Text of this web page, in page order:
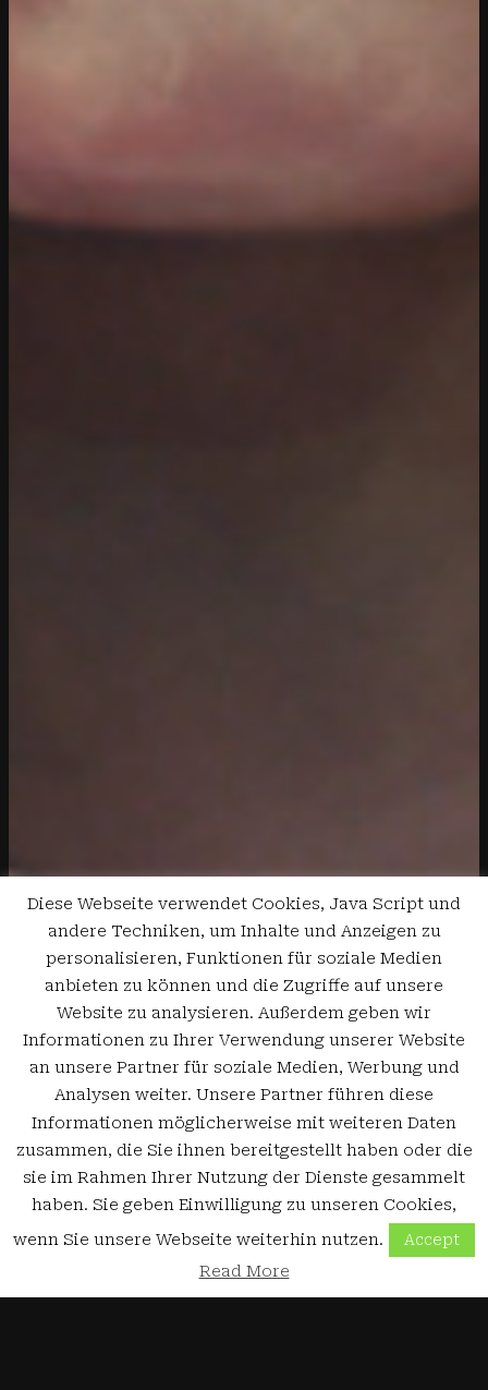
Diese Webseite verwendet Cookies, Java Script und
andere Techniken, um Inhalte und Anzeigen zu
personalisieren, Funktionen für soziale Medien
anbieten zu können und die Zugriffe auf unsere
Website zu analysieren. Außerdem geben wir
Informationen zu Ihrer Verwendung unserer Website
an unsere Partner für soziale Medien, Werbung und
Analysen weiter. Unsere Partner führen diese
Informationen möglicherweise mit weiteren Daten
zusammen, die Sie ihnen bereitgestellt haben oder die
sie im Rahmen Ihrer Nutzung der Dienste gesammelt
haben. Sie geben Einwilligung zu unseren Cookies,
wenn Sie unsere Webseite weiterhin nutzen.
Accept
Read More